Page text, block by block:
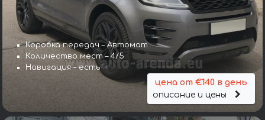
Коробка передач – Автомат
Количество мест – 4/5
Навигация – есть
цена от €140 в день
описание и цены